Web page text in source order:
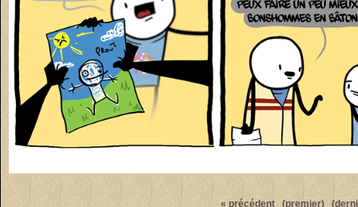
« précédent (premier)